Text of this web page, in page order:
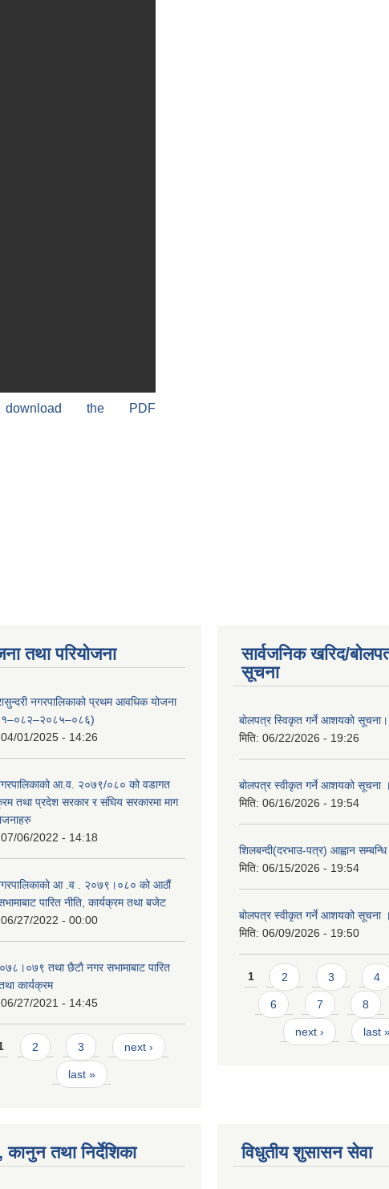
the PDF
तथा परियोजना
नगरपालिकाको प्रथम आवधिक योजना
04/01/2025 - 14:26
आ.व. २०७९/०८० को वडागत
तथा प्रदेश सरकार र संघिय सरकारमा माग
07/06/2022 - 14:18
आ‍ .व . २०७९।०८० को आठौं
पारित नीति, कार्यक्रम तथा बजेट
06/27/2022 - 00:00
तथा छैटाै नगर सभामाबाट पारित
कार्यक्रम
06/27/2021 - 14:45
2 3 next ›
last »
सार्वजनिक खरिद/
सूचना
बाेलपत्र स्विकृत गर्ने आशयकाे सूचना।
मिति: 06/22/2026 - 19:26
बोलपत्र स्वीकृत गर्ने आशयको सूचना ।
मिति: 06/16/2026 - 19:54
शिलबन्दी(दरभाउ-पत्र) आह्वान
मिति: 06/15/2026 - 19:54
बोलपत्र स्वीकृत गर्ने आशयको सूचना ।
मिति: 06/09/2026 - 19:50
Pages
1 2 3 4
6 7 8
next › last
कानुन तथा निर्देशिका विधुतीय शुसासन सेवा